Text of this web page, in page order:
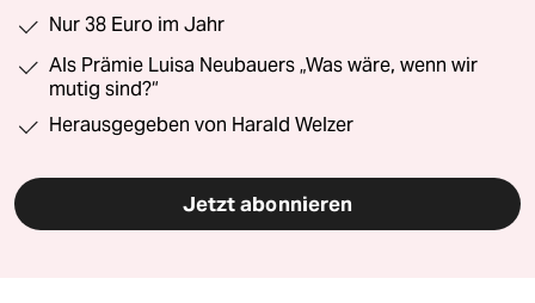
Nur 38 Euro im Jahr
Als Prämie Luisa Neubauers „Was wäre, wenn wir
mutig sind?“
Herausgegeben von Harald Welzer
Jetzt abonnieren